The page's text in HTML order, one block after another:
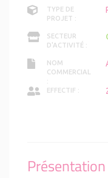
TYPE DE
PROJET :
SECTEUR
D'ACTIVITÉ :
NOM
COMMERCIAL
:
EFFECTIF :